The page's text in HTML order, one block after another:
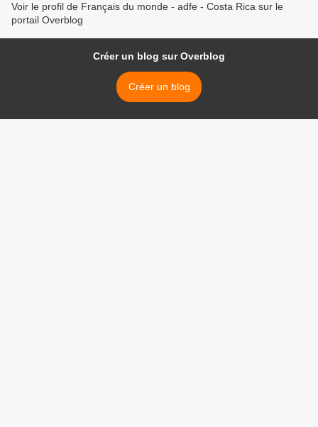
Voir le profil de Français du monde - adfe - Costa Rica sur le
portail Overblog
Créer un blog sur Overblog
Créer un blog